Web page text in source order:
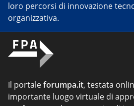
loro percorsi di innovazione
organizzativa.
Il portaleforumpa.it, testata
importante luogo virtuale di